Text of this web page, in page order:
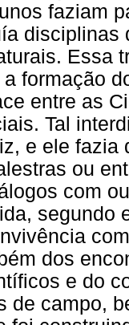
faziam
disciplinas
Essa
formação
entre as
Tal
e ele fazia
ou
com
segundo
dos
e do
de campo,